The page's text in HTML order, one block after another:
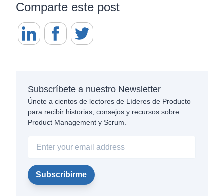
Comparte este post
Subscríbete a nuestro Newsletter
Únete a cientos de lectores de Líderes de Producto
para recibir historias, consejos y recursos sobre
Product Management y Scrum.